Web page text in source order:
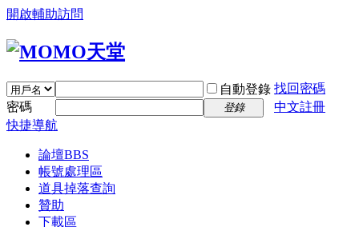
開啟輔助訪問
自動登錄 找回密碼
密碼
登錄
中文註冊
快捷導航
論壇BBS
帳號處理區
道具掉落查詢
贊助
下載區